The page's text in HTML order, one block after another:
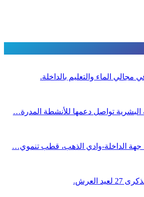
مجالي الماء والتعليم بالداخلة.
البشرية تواصل دعمها للأنشطة المدرة…
جهة الداخلة-وادي الذهب، قطب تنموي…
العرش.